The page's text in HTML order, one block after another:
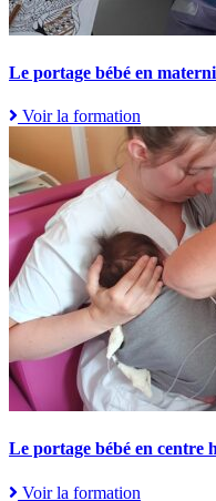
Le portage bébé en
Voir la formation
Le portage bébé en centre
Voir la formation